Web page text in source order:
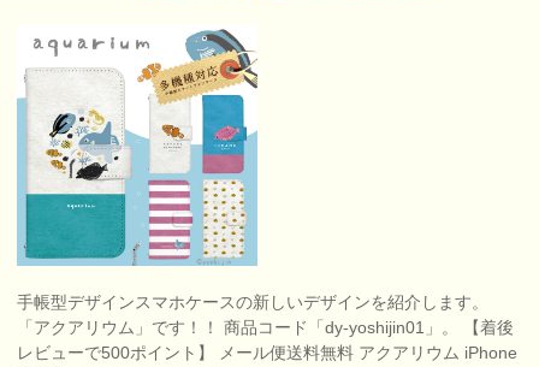
手帳型デザインスマホケースの新しいデザインを紹介します。
「アクアリウム」です！！ 商品コード「dy-yoshijin01」。 【着後
レビューで500ポイント】 メール便送料無料 アクアリウム iPhone